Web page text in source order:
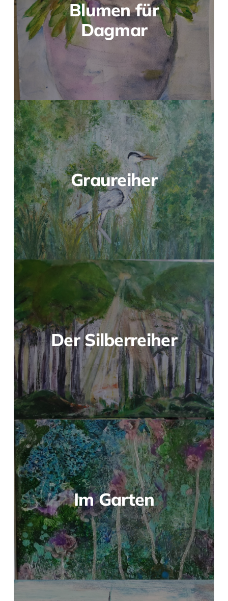
Blumen für
Dagmar
Graureiher
Der Silberreiher
Im Garten